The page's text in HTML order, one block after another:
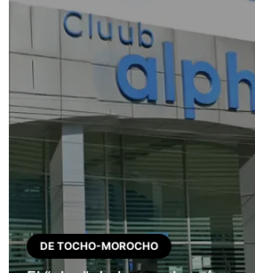
DE TOCHO-MOROCHO